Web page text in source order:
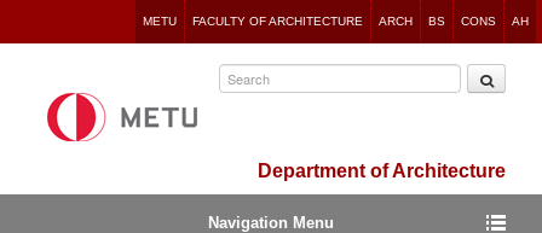
to
METU FACULTY OF ARCHITECTURE ARCH BS CONS AH
Department of Architecture
Navigation Menu